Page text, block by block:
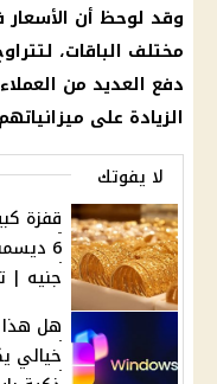
وقد لوحظ أن الأسعار
مختلف الباقات
دفع العديد من العملاء
الزيادة على
لا يفوتك
قفزة
جنيه |
خيالي